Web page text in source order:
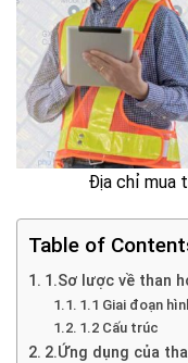
Địa chỉ mua
Table of
1.Sơ lược về than
1.1 Giai đoạn
1.2 Cấu trúc
2.Ứng dụng của